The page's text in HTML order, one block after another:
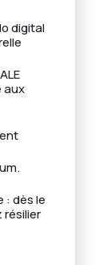
digital
aux
: dès le
résilier